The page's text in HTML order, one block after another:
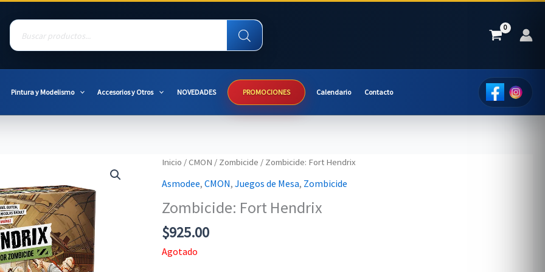
Products
search
Pintura y Modelismo Accesorios y Otros NOVEDADES PROMOCIONES Calendario Contacto
Inicio /CMON / Zombicide / Zombicide: Fort Hendrix
Asmodee, CMON, Juegos de Mesa, Zombicide
Zombicide: Fort Hendrix
$925.00
Agotado